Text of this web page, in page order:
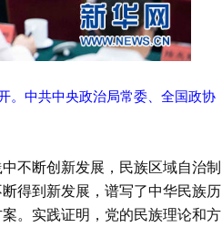
。中共中央政治局常委、全国政协
不断创新发展，民族区域自治制
得到新发展，谱写了中华民族历
。实践证明，党的民族理论和方